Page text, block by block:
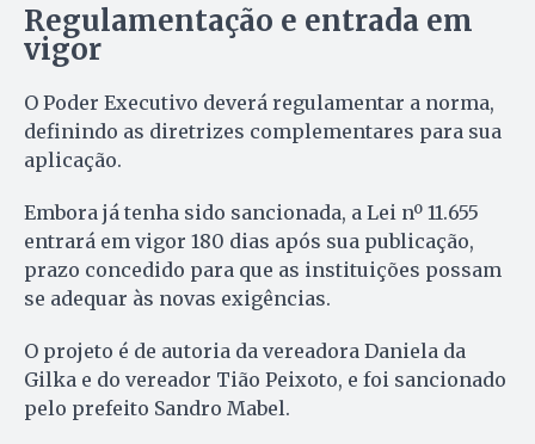
Regulamentação e entrada em
vigor
O Poder Executivo deverá regulamentar a norma,
definindo as diretrizes complementares para sua
aplicação.
Embora já tenha sido sancionada, a Lei nº 11.655
entrará em vigor 180 dias após sua publicação,
prazo concedido para que as instituições possam
se adequar às novas exigências.
O projeto é de autoria da vereadora Daniela da
Gilka e do vereador Tião Peixoto, e foi sancionado
pelo prefeito Sandro Mabel.